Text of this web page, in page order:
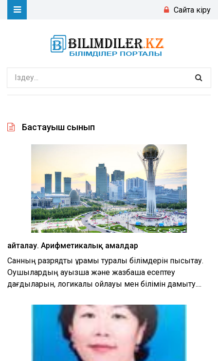
Сайтқа кіру
Бастауыш сынып
Қайталау. Арифметикалық амалдар
Санның разрядтық құрамы туралы білімдерін пысықтау.
Оқушылардың ауызша және жазбаша есептеу
дағдыларын, логикалық ойлауы мен білімін дамыту....